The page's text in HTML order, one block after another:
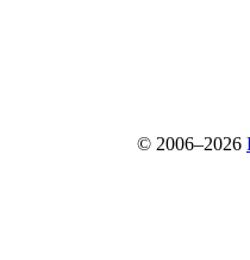
© 2006–2026